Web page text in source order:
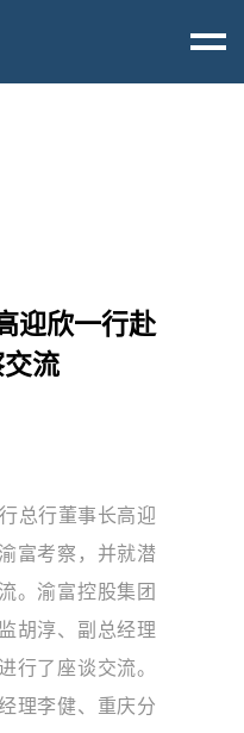
迎欣一行赴
流
总行董事长高迎
富考察，并就潜
。渝富控股集团
胡淳、副总经理
行了座谈交流。
理李健、重庆分